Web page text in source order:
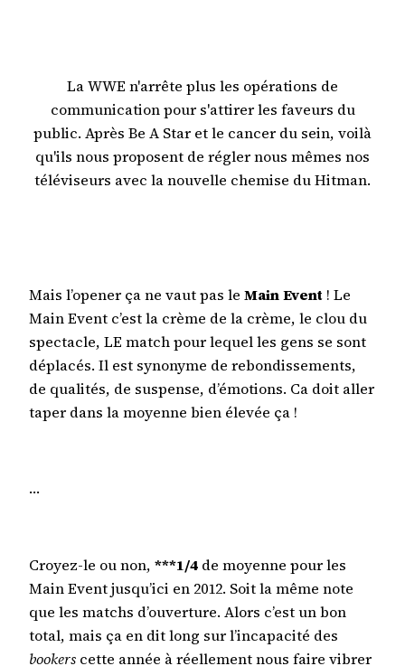
La WWE n'arrête plus les opérations de
communication pour s'attirer les faveurs du
public. Après Be A Star et le cancer du sein, voilà
qu'ils nous proposent de régler nous mêmes nos
téléviseurs avec la nouvelle chemise du Hitman.
Mais l’opener ça ne vaut pas le Main Event ! Le
Main Event c’est la crème de la crème, le clou du
spectacle, LE match pour lequel les gens se sont
déplacés. Il est synonyme de rebondissements,
de qualités, de suspense, d’émotions. Ca doit aller
taper dans la moyenne bien élevée ça !
…
Croyez-le ou non, ***1/4 de moyenne pour les
Main Event jusqu’ici en 2012. Soit la même note
que les matchs d’ouverture. Alors c’est un bon
total, mais ça en dit long sur l’incapacité des
bookers cette année à réellement nous faire vibrer